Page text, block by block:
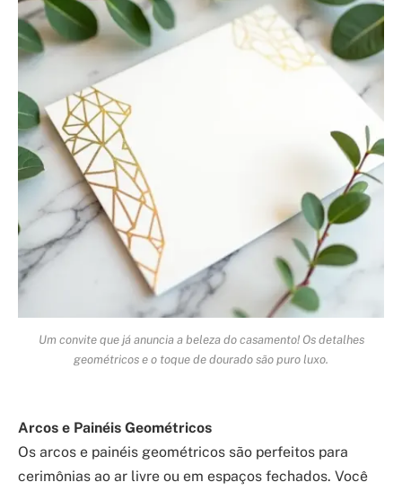
Um convite que já anuncia a beleza do casamento! Os detalhes
geométricos e o toque de dourado são puro luxo.
Arcos e Painéis Geométricos
Os arcos e painéis geométricos são perfeitos para
cerimônias ao ar livre ou em espaços fechados. Você